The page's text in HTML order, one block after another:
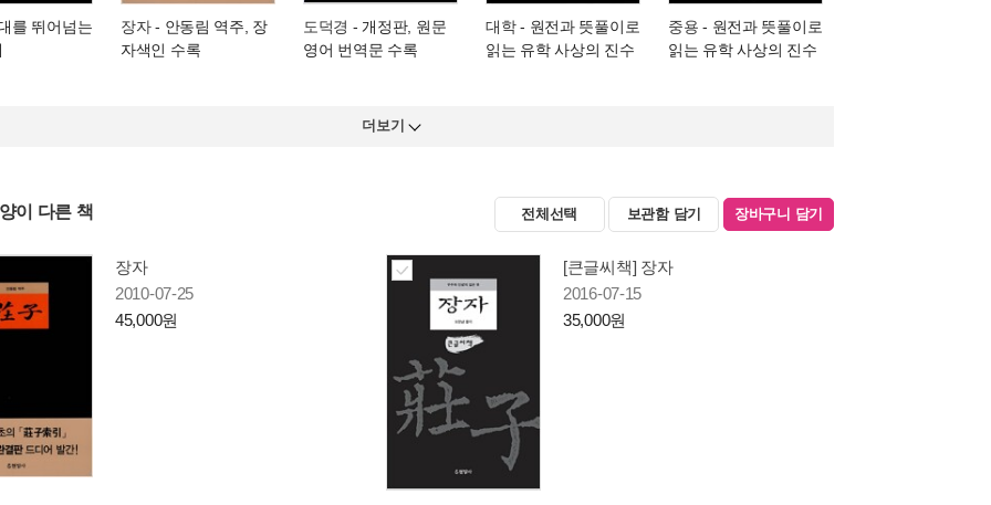
를 뛰어넘는
장자- 안동림 역주, 장
자색인 수록
도덕경 - 개정판, 원문
영어 번역문 수록
대학- 원전과 뜻풀이로
읽는 유학 사상의 진수
중용 - 원전과 뜻풀이로
읽는 유학 사상의 진수
더보기
이 다른 책 전체선택 보관함 담기 장바구니 담기
장자
2010-07-25
45,000원
[큰글씨책] 장자
2016-07-15
35,000원